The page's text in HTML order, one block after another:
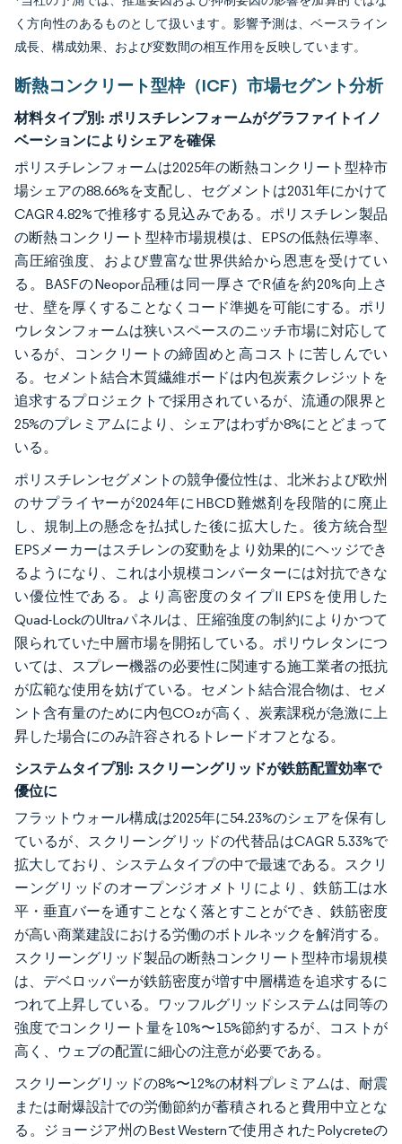
く方向性のあるものとして扱います。影響予測は、ベースライン
成長、構成効果、および変数間の相互作用を反映しています。
断熱コンクリート型枠（ICF）市場セグント分析
材料タイプ別: ポリスチレンフォームがグラファイトイノ
ベーションによりシェアを確保
ポリスチレンフォームは2025年の断熱コンクリート型枠市
場シェアの88.66%を支配し、セグメントは2031年にかけて
CAGR 4.82%で推移する見込みである。ポリスチレン製品
の断熱コンクリート型枠市場規模は、EPSの低熱伝導率、
高圧縮強度、および豊富な世界供給から恩恵を受けてい
る。BASFのNeopor品種は同一厚さでR値を約20%向上さ
せ、壁を厚くすることなくコード準拠を可能にする。ポリ
ウレタンフォームは狭いスペースのニッチ市場に対応して
いるが、コンクリートの締固めと高コストに苦しんでい
る。セメント結合木質繊維ボードは内包炭素クレジットを
追求するプロジェクトで採用されているが、流通の限界と
25%のプレミアムにより、シェアはわずか8%にとどまって
いる。
ポリスチレンセグメントの競争優位性は、北米および欧州
のサプライヤーが2024年にHBCD難燃剤を段階的に廃止
し、規制上の懸念を払拭した後に拡大した。後方統合型
EPSメーカーはスチレンの変動をより効果的にヘッジでき
るようになり、これは小規模コンバーターには対抗できな
い優位性である。より高密度のタイプII EPSを使用した
Quad-LockのUltraパネルは、圧縮強度の制約によりかつて
限られていた中層市場を開拓している。ポリウレタンにつ
いては、スプレー機器の必要性に関連する施工業者の抵抗
が広範な使用を妨げている。セメント結合混合物は、セメ
ント含有量のために内包CO₂が高く、炭素課税が急激に上
昇した場合にのみ許容されるトレードオフとなる。
システムタイプ別: スクリーングリッドが鉄筋配置効率で
優位に
フラットウォール構成は2025年に54.23%のシェアを保有し
ているが、スクリーングリッドの代替品はCAGR 5.33%で
拡大しており、システムタイプの中で最速である。スクリ
ーングリッドのオープンジオメトリにより、鉄筋工は水
平・垂直バーを通すことなく落とすことができ、鉄筋密度
が高い商業建設における労働のボトルネックを解消する。
スクリーングリッド製品の断熱コンクリート型枠市場規模
は、デベロッパーが鉄筋密度が増す中層構造を追求するに
つれて上昇している。ワッフルグリッドシステムは同等の
強度でコンクリート量を10%〜15%節約するが、コストが
高く、ウェブの配置に細心の注意が必要である。
スクリーングリッドの8%〜12%の材料プレミアムは、耐震
または耐爆設計での労働節約が蓄積されると費用中立とな
る。ジョージア州のBest Westernで使用されたPolycreteの